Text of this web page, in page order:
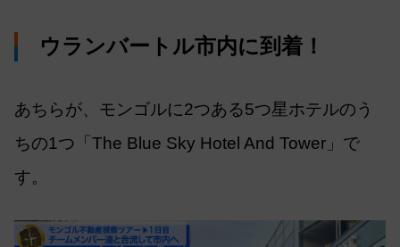
ウランバートル市内に到着！
あちらが、モンゴルに2つある5つ星ホテルのう
ちの1つ「The Blue Sky Hotel And Tower」で
す。